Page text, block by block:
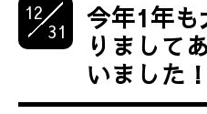
12
31
今年1年
りまして
いました！